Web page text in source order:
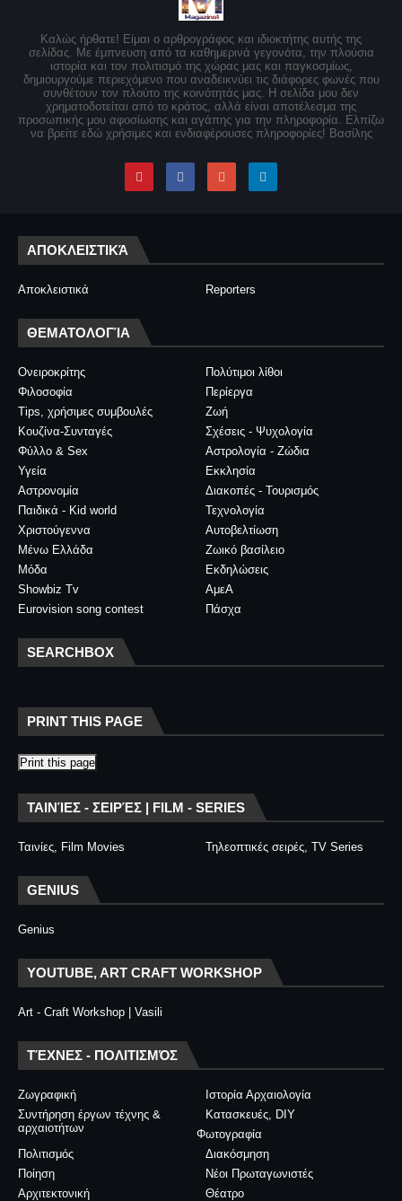
Καλώς ήρθατε! Είμαι ο αρθρογράφος και ιδιοκτήτης αυτής της
σελίδας. Με έμπνευση από τα καθημερινά γεγονότα, την πλούσια
ιστορία και τον πολιτισμό της χώρας μας και παγκοσμίως,
δημιουργούμε περιεχόμενο που αναδεικνύει τις διάφορες φωνές που
συνθέτουν τον πλούτο της κοινότητάς μας. Η σελίδα μου δεν
χρηματοδοτείται από το κράτος, αλλά είναι αποτέλεσμα της
προσωπικής μου αφοσίωσης και αγάπης για την πληροφορία. Ελπίζω
να βρείτε εδώ χρήσιμες και ενδιαφέρουσες πληροφορίες! Βασίλης
ΑΠΟΚΛΕΙΣΤΙΚΆ
Αποκλειστικά Reporters
ΘΕΜΑΤΟΛΟΓΊΑ
Ονειροκρίτης
Πολύτιμοι λίθοι
Φιλοσοφία
Περίεργα
Tips, χρήσιμες συμβουλές
Ζωή
Κουζίνα-Συνταγές
Σχέσεις - Ψυχολογία
Φύλλο & Sex
Αστρολογία - Ζώδια
Υγεία
Εκκλησία
Αστρονομία
Διακοπές - Τουρισμός
Παιδικά - Kid world
Τεχνολογία
Χριστούγεννα
Αυτοβελτίωση
Μένω Ελλάδα
Ζωικό βασίλειο
Μόδα
Εκδηλώσεις
Showbiz Tv
ΑμεΑ
Eurovision song contest
Πάσχα
SEARCHBOX
PRINT THIS PAGE
Print this page
ΤΑΙΝΊΕΣ - ΣΕΙΡΈΣ | FILM - SERIES
Ταινίες, Film Movies Τηλεοπτικές σειρές, TV Series
GENIUS
Genius
YOUTUBE, ART CRAFT WORKSHOP
Art - Craft Workshop | Vasili
ΤΈΧΝΕΣ - ΠΟΛΙΤΙΣΜΌΣ
Ζωγραφική
Ιστορία Αρχαιολογία
Συντήρηση έργων τέχνης &
αρχαιοτήτων
Κατασκευές, DIY
Φωτογραφία
Διακόσμηση
Πολιτισμός
Νέοι Πρωταγωνιστές
Ποίηση
Θέατρο
Αρχιτεκτονική